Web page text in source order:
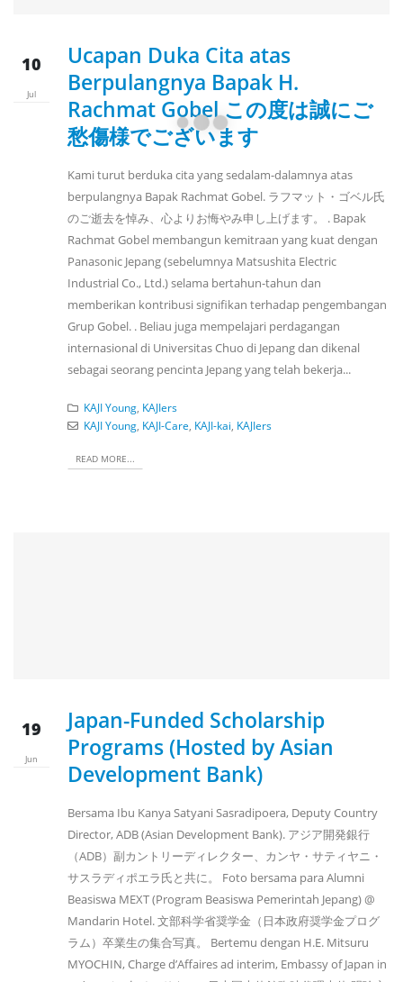
10
Jul
Ucapan Duka Cita atas
Berpulangnya Bapak H.
Rachmat Gobel この度は誠にご
愁傷様でございます
Kami turut berduka cita yang sedalam-dalamnya atas
berpulangnya Bapak Rachmat Gobel. ラフマット・ゴベル氏
のご逝去を悼み、心よりお悔やみ申し上げます。 . Bapak
Rachmat Gobel membangun kemitraan yang kuat dengan
Panasonic Jepang (sebelumnya Matsushita Electric
Industrial Co., Ltd.) selama bertahun-tahun dan
memberikan kontribusi signifikan terhadap pengembangan
Grup Gobel. . Beliau juga mempelajari perdagangan
internasional di Universitas Chuo di Jepang dan dikenal
sebagai seorang pencinta Jepang yang telah bekerja...
KAJI Young, KAJIers
KAJI Young, KAJI-Care KAJI-kai KAJIers
READ MORE...
19
Jun
Japan-Funded Scholarship
Programs (Hosted by Asian
Development Bank)
Bersama Ibu Kanya Satyani Sasradipoera, Deputy Country
Director, ADB (Asian Development Bank). アジア開発銀行
（ADB）副カントリーディレクター、カンヤ・サティヤニ・
サスラディポエラ氏と共に。 Foto bersama para Alumni
Beasiswa MEXT (Program Beasiswa Pemerintah Jepang) @
Mandarin Hotel. 文部科学省奨学金（日本政府奨学金プログ
ラム）卒業生の集合写真。 Bertemu dengan H.E. Mitsuru
MYOCHIN, Charge d’Affaires ad interim, Embassy of Japan in